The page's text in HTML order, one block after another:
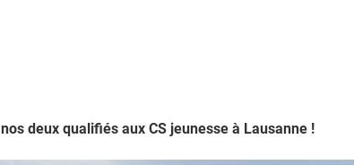
deux qualifiés aux CS jeunesse à Lausanne !